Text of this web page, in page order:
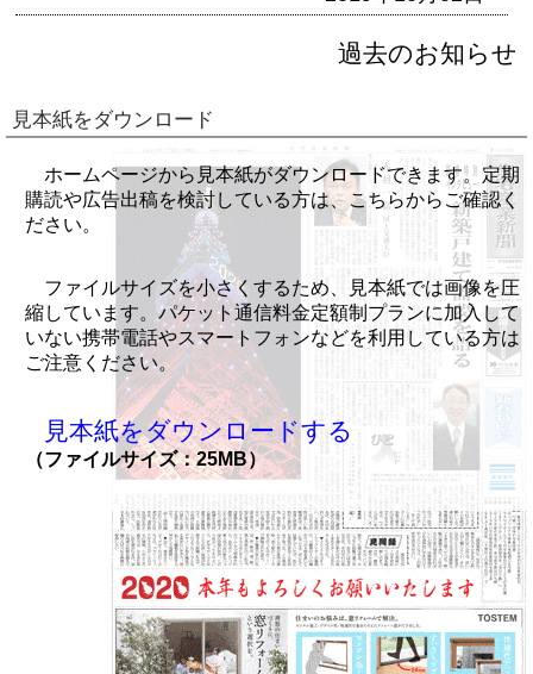
過去のお知らせ
見本紙をダウンロード
ホームページから見本紙がダウンロードできます。定期
購読や広告出稿を検討している方は、こちらからご確認く
ださい。
ファイルサイズを小さくするため、見本紙では画像を圧
縮しています。パケット通信料金定額制プランに加入して
いない携帯電話やスマートフォンなどを利用している方は
ご注意ください。
見本紙をダウンロードする
（ファイルサイズ：25MB）